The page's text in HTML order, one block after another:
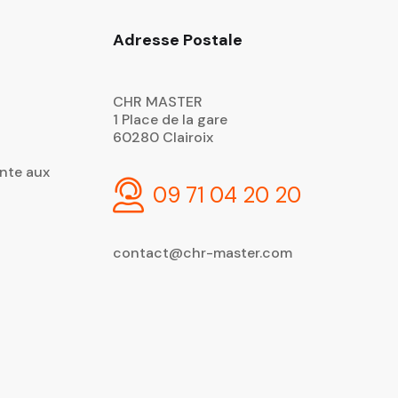
aux
Adresse Postale
CHR MASTER
1 Place de la gare
60280 Clairoix
09 71 04 20 20
contact@chr-master.com